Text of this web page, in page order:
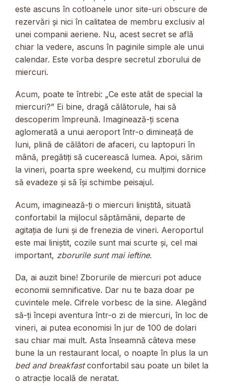
este ascuns în cotloanele unor site-uri obscure de
rezervări și nici în calitatea de membru exclusiv al
unei companii aeriene. Nu, acest secret se află
chiar la vedere, ascuns în paginile simple ale unui
calendar. Este vorba despre secretul zborului de
miercuri.
Acum, poate te întrebi: „Ce este atât de special la
miercuri?” Ei bine, dragă călătorule, hai să
descoperim împreună. Imaginează-ți scena
aglomerată a unui aeroport într-o dimineață de
luni, plină de călători de afaceri, cu laptopuri în
mână, pregătiți să cucerească lumea. Apoi, sărim
la vineri, poarta spre weekend, cu mulțimi dornice
să evadeze și să își schimbe peisajul.
Acum, imaginează-ți o miercuri liniștită, situată
confortabil la mijlocul săptămânii, departe de
agitația de luni și de frenezia de vineri. Aeroportul
este mai liniștit, cozile sunt mai scurte și, cel mai
important, zborurile sunt mai ieftine.
Da, ai auzit bine! Zborurile de miercuri pot aduce
economii semnificative. Dar nu te baza doar pe
cuvintele mele. Cifrele vorbesc de la sine. Alegând
să-ți începi aventura într-o zi de miercuri, în loc de
vineri, ai putea economisi în jur de 100 de dolari
sau chiar mai mult. Asta înseamnă câteva mese
bune la un restaurant local, o noapte în plus la un
bed and breakfastconfortabil sau poate un bilet la
o atracție locală de neratat.